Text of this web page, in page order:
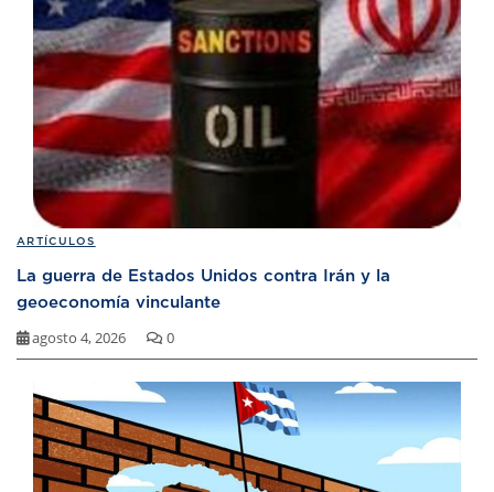
ARTÍCULOS
La guerra de Estados Unidos contra Irán y la
geoeconomía vinculante
agosto 4, 2026 0